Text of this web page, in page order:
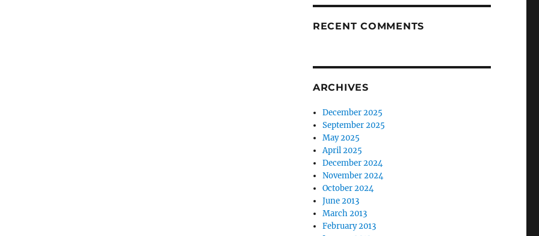
RECENT COMMENTS
ARCHIVES
December 2025
September 2025
May 2025
April 2025
December 2024
November 2024
October 2024
June 2013
March 2013
February 2013